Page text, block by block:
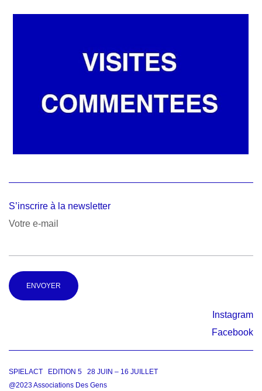
S’inscrire à la newsletter
Votre e-mail
Instagram
Facebook
SPIELACT EDITION 5 28 JUIN – 16 JUILLET
@2023 Associations Des Gens